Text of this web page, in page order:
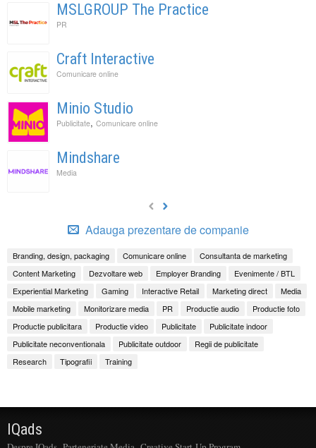
MSLGROUP The Practice
PR
Craft Interactive
Comunicare online
Minio Studio
Publicitate, Comunicare online
Mindshare
Media
Adauga prezentare de companie
Branding, design, packaging Comunicare online
Consultanta de marketing
Content Marketing
Dezvoltare web Employer Branding
Evenimente / BTL
Experiential Marketing
Gaming Interactive Retail Marketing direct
Media
Mobile marketing
Monitorizare media PR Productie audio
Productie foto
Productie publicitara
Productie video Publicitate
Publicitate indoor
Publicitate neconventionala
Publicitate outdoor
Regii de publicitate
Research
Tipografii Training
IQads